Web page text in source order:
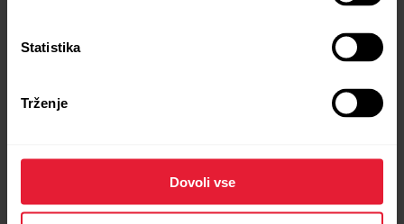
Statistika
Trženje
Dovoli vse
→ Podrobnosti